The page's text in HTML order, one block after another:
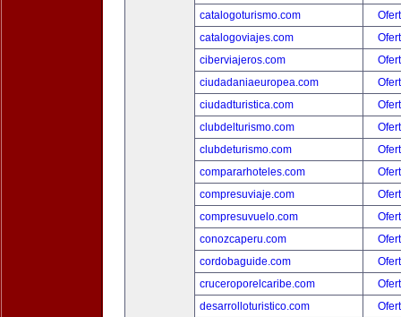
catalogoturismo.com
catalogoviajes.com
ciberviajeros.com
ciudadaniaeuropea.com
ciudadturistica.com
clubdelturismo.com
clubdeturismo.com
compararhoteles.com
compresuviaje.com
compresuvuelo.com
conozcaperu.com
cordobaguide.com
cruceroporelcaribe.com
desarrolloturistico.com